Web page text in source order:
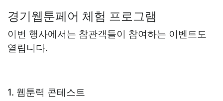
경기웹툰페어 체험 프로그램
이번 행사에서는 참관객들이 참여하는 이벤트도
열립니다.
1. 웹툰력 콘테스트